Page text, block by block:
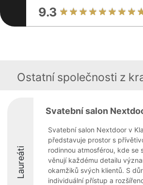
9.3
Ostatní společnosti z
Laureáti
Svatební salon
Svatební salon Nextdoor v
představuje prostor s
rodinnou atmosférou, kde se
věnují každému detailu
okamžiků svých klientů. S
individuální přístup a